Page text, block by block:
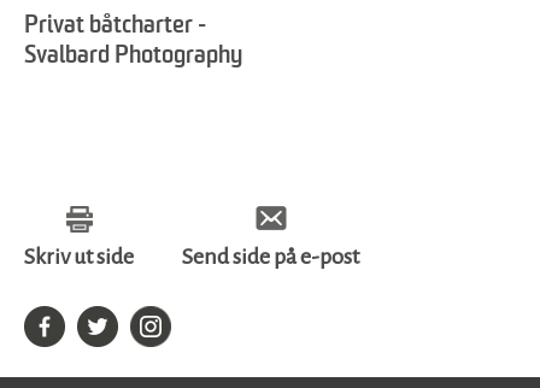
Privat båtcharter -
Svalbard Photography
Skriv ut side Send side på e-post